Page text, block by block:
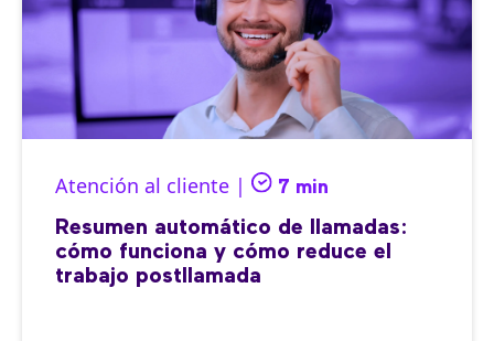
Atención al cliente | 7 min
Resumen automático de llamadas:
cómo funciona y cómo reduce el
trabajo postllamada